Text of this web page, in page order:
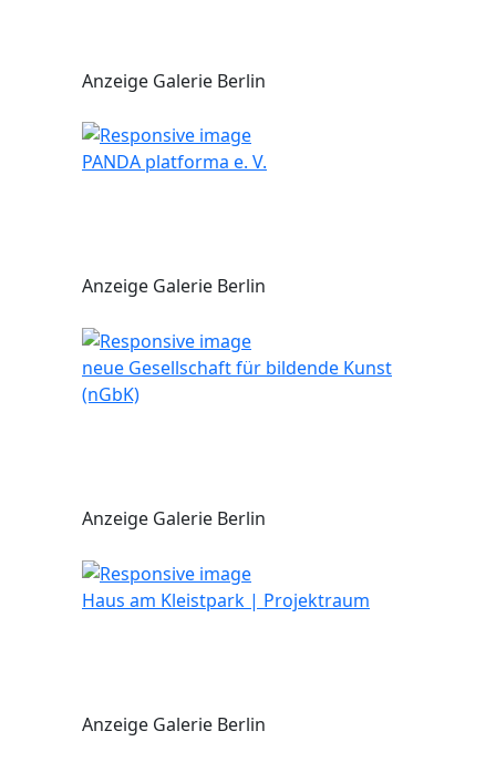
Anzeige Galerie Berlin
PANDA platforma e. V.
Anzeige Galerie Berlin
neue Gesellschaft für bildende Kunst
(nGbK)
Anzeige Galerie Berlin
Haus am Kleistpark | Projektraum
Anzeige Galerie Berlin